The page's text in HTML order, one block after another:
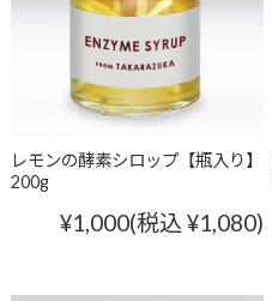
レモンの酵素シロップ【瓶入り】
200g
¥1,000(税込 ¥1,080)